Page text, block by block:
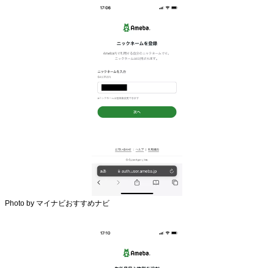
Photo by マイナビおすすめナビ